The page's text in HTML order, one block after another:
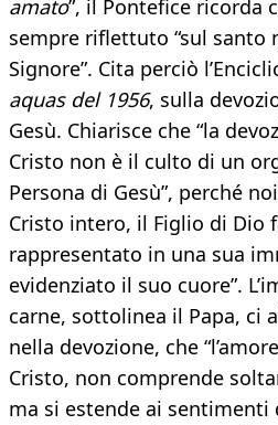
amato”, il Pontefice ricorda
sempre riflettuto “sul santo
Signore”. Cita perciò
aquas del 1956, sulla
Gesù. Chiarisce che “la
Cristo non è il culto di un
Persona di Gesù”, perché
Cristo intero, il Figlio di Dio
rappresentato in una sua
evidenziato il suo cuore”.
carne, sottolinea il Papa, ci
nella devozione, che
Cristo, non comprende
ma si estende ai sentimenti